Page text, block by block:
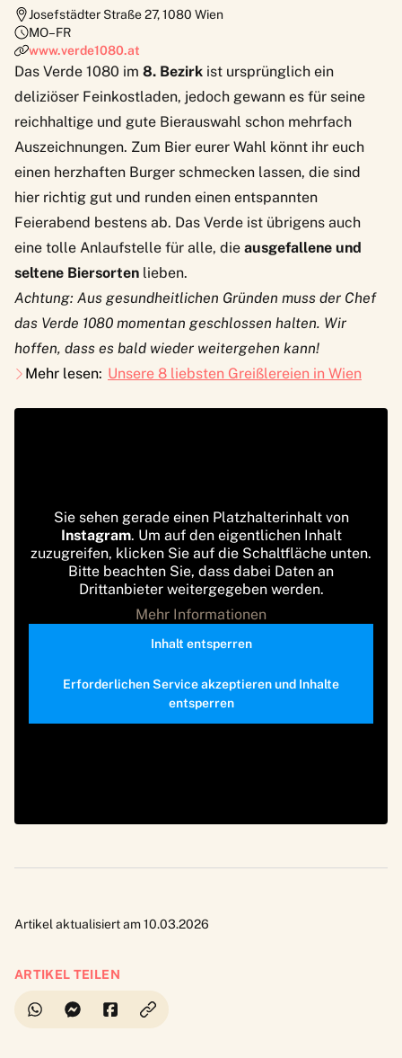
Josefstädter Straße 27,1080 Wien
MO–FR
www.verde1080.at
Das Verde 1080 im 8. Bezirk ist ursprünglich ein
deliziöser Feinkostladen, jedoch gewann es für seine
reichhaltige und gute Bierauswahl schon mehrfach
Auszeichnungen. Zum Bier eurer Wahl könnt ihr euch
einen herzhaften Burger schmecken lassen, die sind
hier richtig gut und runden einen entspannten
Feierabend bestens ab. Das Verde ist übrigens auch
eine tolle Anlaufstelle für alle, die ausgefallene und
seltene Biersorten lieben.
Achtung: Aus gesundheitlichen Gründen muss der Chef
das Verde 1080 momentan geschlossen halten. Wir
hoffen, dass es bald wieder weitergehen kann!
Mehr lesen: Unsere 8 liebsten Greißlereien in Wien
Sie sehen gerade einen Platzhalterinhalt von
Instagram. Um auf den eigentlichen Inhalt
zuzugreifen, klicken Sie auf die Schaltfläche unten.
Bitte beachten Sie, dass dabei Daten an
Drittanbieter weitergegeben werden.
Mehr Informationen
Inhalt entsperren
Erforderlichen Service akzeptieren und Inhalte
entsperren
Artikel aktualisiert am 10.03.2026
ARTIKEL TEILEN